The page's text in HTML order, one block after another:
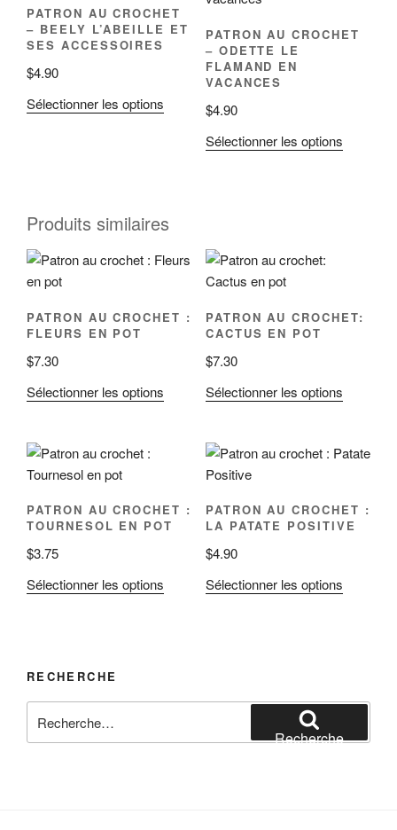
PATRON AU CROCHET
– BEELY L’ABEILLE ET
SES ACCESSOIRES
$4.90
Sélectionner les options
PATRON AU CROCHET
– ODETTE LE
FLAMAND EN
VACANCES
$4.90
Sélectionner les options
Produits similaires
PATRON AU CROCHET :
FLEURS EN POT
$7.30
Sélectionner les options
PATRON AU CROCHET:
CACTUS EN POT
$7.30
Sélectionner les options
PATRON AU CROCHET :
TOURNESOL EN POT
$3.75
Sélectionner les options
PATRON AU CROCHET :
LA PATATE POSITIVE
$4.90
Sélectionner les options
RECHERCHE
pour
Recherche